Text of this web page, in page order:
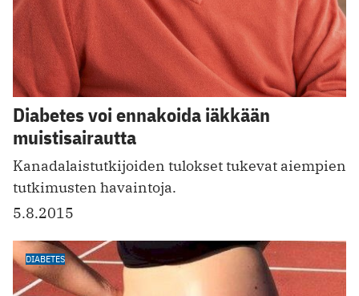
Diabetes voi ennakoida iäkkään
muistisairautta
Kanadalaistutkijoiden tulokset tukevat aiempien
tutkimusten havaintoja.
5.8.2015
DIABETES